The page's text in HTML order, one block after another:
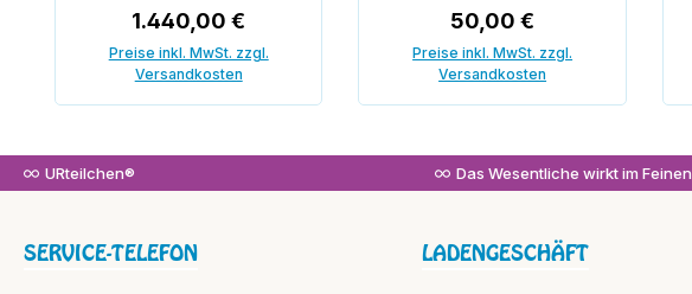
Regulärer Preis:
1.440,00 €
Preise inkl. MwSt. zzgl.
Versandkosten
Regulärer Preis:
50,00 €
Preise inkl. MwSt. zzgl.
Versandkosten
URteilchen® Das Wesentliche wirkt im Feinen
SERVICE-TELEFON LADENGESCHÄFT